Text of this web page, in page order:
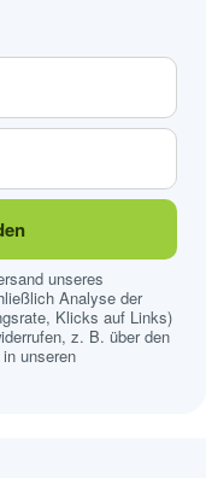
unseres
Analyse der
Klicks auf Links)
z. B. über den
unseren